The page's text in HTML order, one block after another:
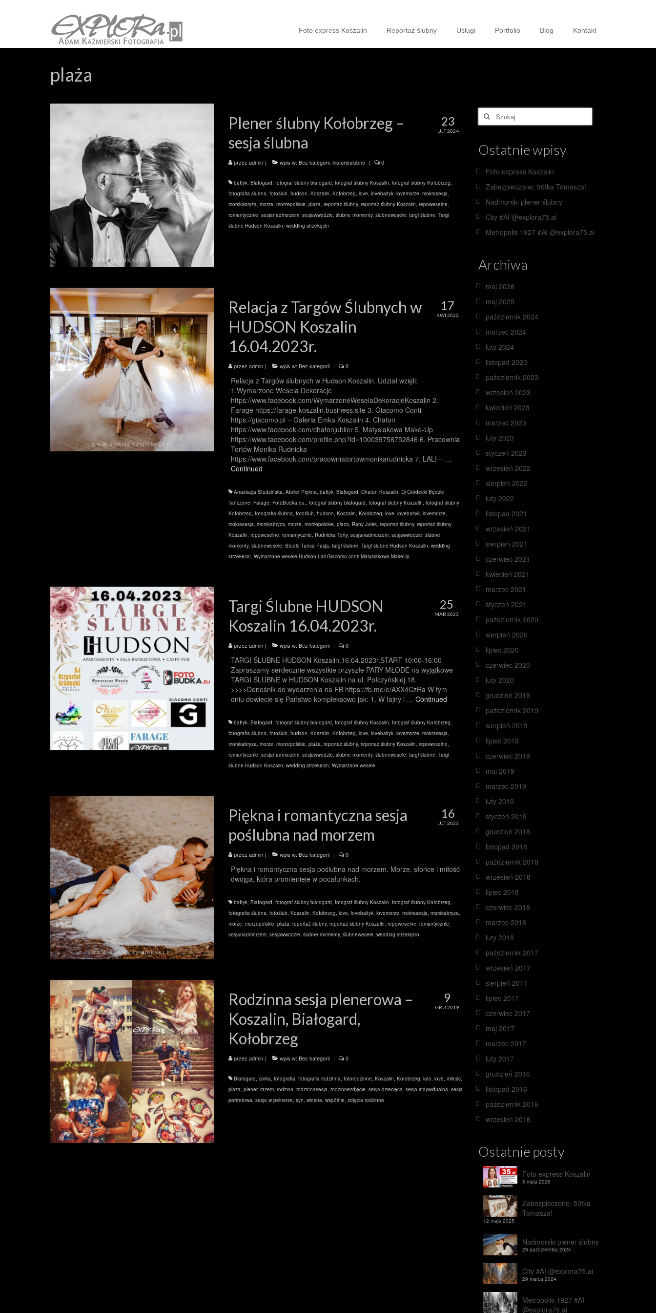
Foto express Koszalin Reportaż ślubny Usługi Portfolio Blog Kontakt
plaża
23
LUT 2024
Plener ślubny Kołobrzeg –
sesja ślubna
przez admin| wpis w: Bez kategorii, historieslubne | 0
bałtyk, Białogard, fotograf ślubny białogard, fotograf ślubny Koszalin, fotograf ślubny Kołobrzeg,
fotografia ślubna, fotoślub, hudson, Koszalin, Kołobrzeg, love, lovebaltyk, lovemorze, mokrasesja,
morskabryza, morze, morzepolskie, plaża, reportaż ślubny, reportaż ślubny Koszalin, repoweselne,
romantycznie, sesjanadmorzem, sesjawwodzie, ślubne momenty, ślubnewesele, targi ślubne, Targi
ślubne Hudson Koszalin, wedding strzekęcin
17
KWI 2023
Relacja z Targów Ślubnych w
HUDSON Koszalin
16.04.2023r.
przez admin| wpis w: Bez kategorii | 0
Relacja z Targów ślubnych w Hudson Koszalin. Udział wzięli:
1.Wymarzone Wesela Dekoracje
https://www.facebook.com/WymarzoneWeselaDekoracjeKoszalin 2.
Farage https://farage-koszalin.business.site 3. Giacomo Conti
https://giacomo.pl – Galeria Emka Koszalin 4. Chaton
https://www.facebook.com/chatonjubiler 5. Matysiakowa Make-Up
https://www.facebook.com/profile.php?id=100039758752846 6. Pracownia
Tortów Monika Rudnicka
https://www.facebook.com/pracowniatortowmonikarudnicka 7. LALI – …
Continued
Anastazja Studzińska Atelier Piękna bałtyk, Białogard Chaton Koszalin Dj Gródecki Będzie
Tańczone Farage FotoBudka.eu. fotograf ślubny białogard fotograf ślubny Koszalin fotograf ślubny
Kołobrzeg fotografia ślubna fotoślub, hudson Koszalin Kołobrzeg love lovebaltyk, lovemorze
mokrasesja morskabryza morze morzepolskie plaża Rany Julek, reportaż ślubny, reportaż ślubny
Koszalin repoweselne romantycznie Rudnicka Torty, sesjanadmorzem, sesjawwodzie ślubne
momenty, ślubnewesele Studio Tańca Pasja targi ślubne Targi ślubne Hudson Koszalin wedding
strzekęcin Wymarzone wesele Hudson Lali Giacomo conti Matysiakowa MakeUp
25
MAR 2023
Targi Ślubne HUDSON
Koszalin 16.04.2023r.
przez admin| wpis w: Bez kategorii | 0
TARGI ŚLUBNE HUDSON Koszalin.16.04.2023r.START 10:00-16:00
Zapraszamy serdecznie wszystkie przyszłe PARY MŁODE na wyjątkowe
TARGI ŚLUBNE w HUDSON Koszalin na ul. Połczyńskiej 18.
>>>>Odnośnik do wydarzenia na FB https://fb.me/e/AXX4CzRa W tym
dniu dowiecie się Państwo kompleksowo jak: 1. W fajny i … Continued
bałtyk, Białogard fotograf ślubny białogard fotograf ślubny Koszalin fotograf ślubny Kołobrzeg
fotografia ślubna fotoślub, hudson Koszalin Kołobrzeg love lovebaltyk, lovemorze mokrasesja
morskabryza morze morzepolskie plaża reportaż ślubny, reportaż ślubny Koszalin repoweselne
romantycznie sesjanadmorzem, sesjawwodzie ślubne momenty, ślubnewesele targi ślubne Targi
ślubne Hudson Koszalin wedding strzekęcin Wymarzone wesele
16
LUT 2023
Piękna i romantyczna sesja
poślubna nad morzem
przez admin| wpis w: Bez kategorii | 0
Piękna i romantyczna sesja poślubna nad morzem. Morze, słońce i miłość
dwojga, która promienieje w pocałunkach.
bałtyk, Białogard fotograf ślubny białogard fotograf ślubny Koszalin fotograf ślubny Kołobrzeg
fotografia ślubna fotoślub, Koszalin Kołobrzeg love lovebaltyk, lovemorze mokrasesja morskabryza
morze morzepolskie plaża reportaż ślubny, reportaż ślubny Koszalin repoweselne romantycznie
sesjanadmorzem, sesjawwodzie ślubne momenty, ślubnewesele wedding strzekęcin
9
GRU 2019
Rodzinna sesja plenerowa –
Koszalin, Białogard,
Kołobrzeg
przez admin| wpis w: Bez kategorii | 0
Białogard córka fotografia fotografia rodzinna fotorodzinne Koszalin Kołobrzeg lato love miłość,
plaża plener, razem, rodzina rodzinnasesja rodzinnezdjęcie sesja dziecięca sesja indywidualna sesja
portretowa sesja w pelnerze syn wiosna wspólnie zdjęcia rodzinne
Szuklaj
w:
Ostatnie wpisy
Foto express Koszalin
Zabezpieczone: 50tka Tomasza!
Nadmorski plener ślubny
City #AI @explora75.ai
Metropolis 1927 #AI @explora75.ai
Archiwa
maj 2026
maj 2025
październik 2024
marzec 2024
luty 2024
listopad 2023
październik 2023
wrzesień 2023
kwiecień 2023
marzec 2023
luty 2023
styczeń 2023
wrzesień 2022
sierpień 2022
luty 2022
listopad 2021
wrzesień 2021
sierpień 2021
czerwiec 2021
kwiecień 2021
marzec 2021
styczeń 2021
październik 2020
sierpień 2020
lipiec 2020
czerwiec 2020
luty 2020
grudzień 2019
październik 2019
sierpień 2019
lipiec 2019
czerwiec 2019
maj 2019
marzec 2019
luty 2019
styczeń 2019
grudzień 2018
listopad 2018
październik 2018
wrzesień 2018
lipiec 2018
czerwiec 2018
marzec 2018
luty 2018
październik 2017
wrzesień 2017
sierpień 2017
lipiec 2017
czerwiec 2017
maj 2017
marzec 2017
luty 2017
grudzień 2016
listopad 2016
październik 2016
wrzesień 2016
Ostatnie posty
Foto express Koszalin
5 maja 2026
Zabezpieczone: 50tka
Tomasza!
12 maja 2025
Nadmorski plener ślubny
29 października 2024
City #AI @explora75.ai
29 marca 2024
Metropolis 1927 #AI
@explora75.ai